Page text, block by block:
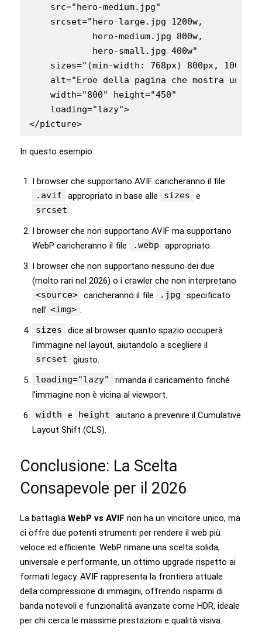
    src="hero-medium.jpg"
    srcset="hero-large.jpg 1200w,
            hero-medium.jpg 800w,
            hero-small.jpg 400w"
    sizes="(min-width: 768px) 800px, 100vw"
alt="Eroe della pagina che mostra un
    width="800" height="450"
    loading="lazy">
In questo esempio:
I browser che supportano AVIF caricheranno il file
.avif
appropriato in base alle sizes
e
srcset
I browser che non supportano AVIF ma supportano
WebP caricheranno il file
.webp
appropriato.
I browser che non supportano nessuno dei due
(molto rari nel 2026) o i crawler che non interpretano
<source> caricheranno il file .jpg
specificato
nell’ <img>
sizes
dice al browser quanto spazio occuperà
l’immagine nel layout, aiutandolo a scegliere il
srcset
giusto.
loading="lazy"
rimanda il caricamento finché
l’immagine non è vicina al viewport.
width
e height
aiutano a prevenire il Cumulative
Layout Shift (CLS).
Conclusione: La Scelta
Consapevole per il 2026
La battaglia WebP vs AVIF non ha un vincitore unico, ma
ci offre due potenti strumenti per rendere il web più
veloce ed efficiente. WebP rimane una scelta solida,
universale e performante, un ottimo upgrade rispetto ai
formati legacy. AVIF rappresenta la frontiera attuale
della compressione di immagini, offrendo risparmi di
banda notevoli e funzionalità avanzate come HDR, ideale
per chi cerca le massime prestazioni e qualità visiva.